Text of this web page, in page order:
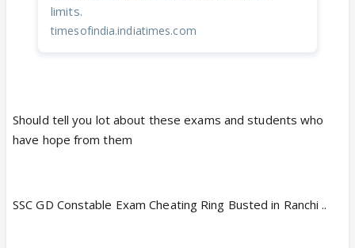
limits.
timesofindia.indiatimes.com
Should tell you lot about these exams and students who
have hope from them
SSC GD Constable Exam Cheating Ring Busted in Ranchi ..